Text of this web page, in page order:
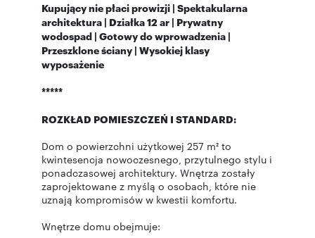
Kupujący nie płaci prowizji | Spektakularna
architektura | Działka 12 ar | Prywatny
wodospad | Gotowy do wprowadzenia |
Przeszklone ściany | Wysokiej klasy
wyposażenie
*****
ROZKŁAD POMIESZCZEŃ I STANDARD:
Dom o powierzchni użytkowej 257 m² to
kwintesencja nowoczesnego, przytulnego stylu i
ponadczasowej architektury. Wnętrza zostały
zaprojektowane z myślą o osobach, które nie
uznają kompromisów w kwestii komfortu.
Wnętrze domu obejmuje: